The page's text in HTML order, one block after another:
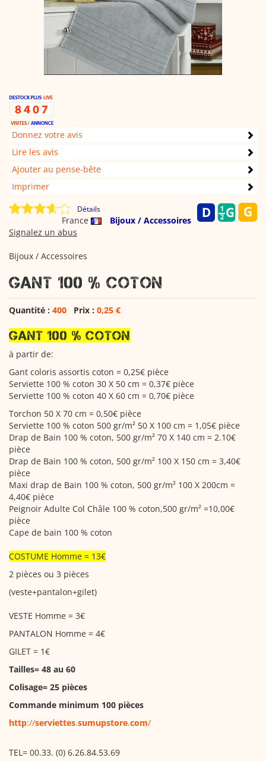
Donnez votre avis
Lire les avis
Ajouter au pense-bête
Imprimer
Détails
France
Bijoux / Accessoires
Signalez un abus
Bijoux / Accessoires
GANT 100 % COTON
Quantité : 400 Prix : 0,25 €
GANT 100 % COTON
à partir de:
Gant coloris assortis coton = 0,25€ pièce
Serviette 100 % coton 30 X 50 cm = 0,37€ pièce
Serviette 100 % coton 40 X 60 cm = 0,70€ pièce
Torchon 50 X 70 cm = 0,50€ pièce
Serviette 100 % coton 500 gr/m² 50 X 100 cm = 1,05€ pièce
Drap de Bain 100 % coton, 500 gr/m² 70 X 140 cm = 2.10€
pièce
Drap de Bain 100 % coton, 500 gr/m² 100 X 150 cm = 3,40€
pièce
Maxi drap de Bain 100 % coton, 500 gr/m² 100 X 200cm =
4,40€ pièce
Peignoir Adulte Col Châle 100 % coton,500 gr/m² =10,00€
pièce
Cape de bain 100 % coton
COSTUME Homme = 13€
2 pièces ou 3 pièces
(veste+pantalon+gilet)
VESTE Homme = 3€
PANTALON Homme = 4€
GILET = 1€
Tailles= 48 au 60
Colisage= 25 pièces
Commande minimum 100 pièces
http://serviettes.sumupstore.com/
TEL= 00.33. (0) 6.26.84.53.69